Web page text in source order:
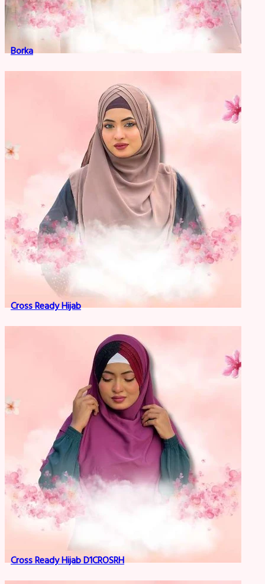
Borka
Cross Ready Hijab
Cross Ready Hijab D1CROSRH